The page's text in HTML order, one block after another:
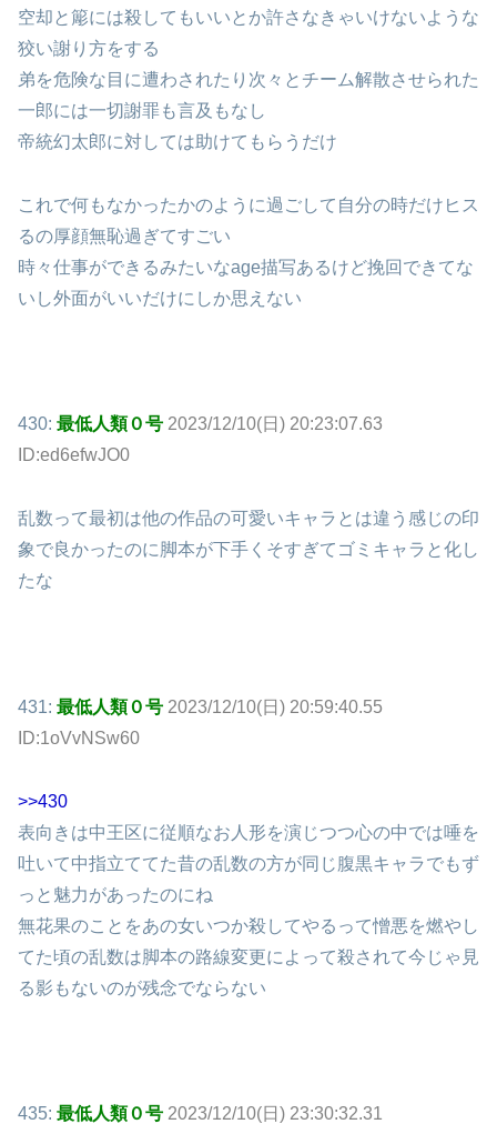
空却と簓には殺してもいいとか許さなきゃいけないような
狡い謝り方をする
弟を危険な目に遭わされたり次々とチーム解散させられた
一郎には一切謝罪も言及もなし
帝統幻太郎に対しては助けてもらうだけ
これで何もなかったかのように過ごして自分の時だけヒス
るの厚顔無恥過ぎてすごい
時々仕事ができるみたいなage描写あるけど挽回できてな
いし外面がいいだけにしか思えない
430: 最低人類０号 2023/12/10(日) 20:23:07.63
ID:ed6efwJO0
乱数って最初は他の作品の可愛いキャラとは違う感じの印
象で良かったのに脚本が下手くそすぎてゴミキャラと化し
たな
431: 最低人類０号 2023/12/10(日) 20:59:40.55
ID:1oVvNSw60
>>430
表向きは中王区に従順なお人形を演じつつ心の中では唾を
吐いて中指立ててた昔の乱数の方が同じ腹黒キャラでもず
っと魅力があったのにね
無花果のことをあの女いつか殺してやるって憎悪を燃やし
てた頃の乱数は脚本の路線変更によって殺されて今じゃ見
る影もないのが残念でならない
435: 最低人類０号 2023/12/10(日) 23:30:32.31